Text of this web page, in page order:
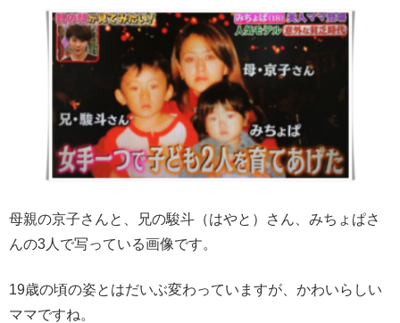
母親の京子さんと、兄の駿斗（はやと）さん、みちょぱさ
んの3人で写っている画像です。
19歳の頃の姿とはだいぶ変わっていますが、かわいらしい
ママですね。